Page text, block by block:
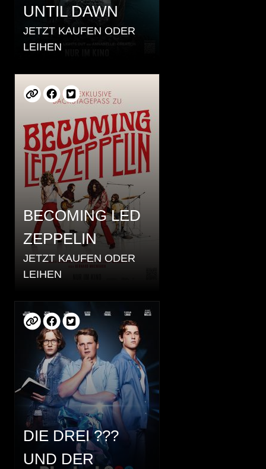
UNTIL DAWN
JETZT KAUFEN ODER
LEIHEN
BECOMING LED
ZEPPELIN
JETZT KAUFEN ODER
LEIHEN
DIE DREI ???
UND DER